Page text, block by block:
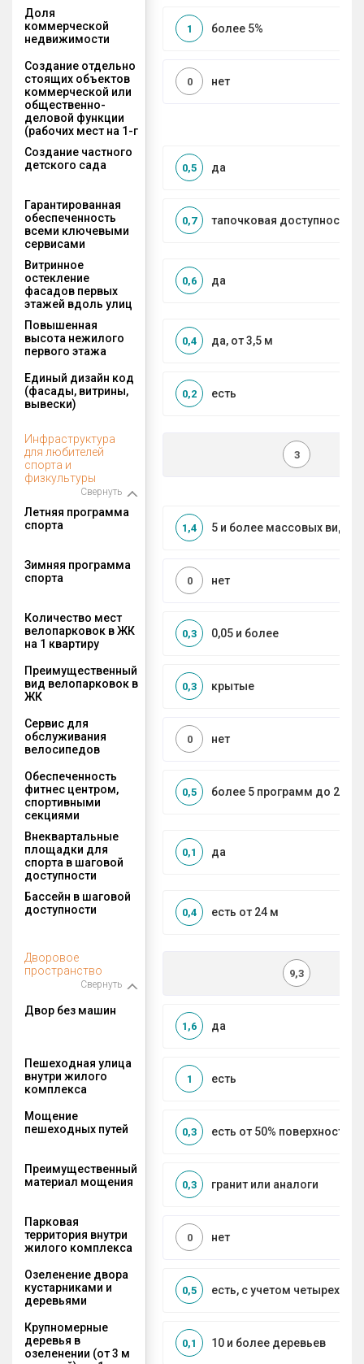
Доля
коммерческой
недвижимости
более 5%
1
Создание отдельно
стоящих объектов
коммерческой или
общественно-
деловой функции
(рабочих мест на 1-г
нет
0
Создание частного
детского сада
да
0,5
Гарантированная
обеспеченность
всеми ключевыми
сервисами
тапочковая доступность
0,7
Витринное
остекление
фасадов первых
этажей вдоль улиц
да
0,6
Повышенная
высота нежилого
первого этажа
да, от 3,5 м
0,4
Единый дизайн код
(фасады, витрины,
вывески)
есть
0,2
Инфраструктура
для любителей
спорта и
физкультуры
Свернуть
3
Летняя программа
спорта
5 и более массовых видов
1,4
Зимняя программа
спорта
нет
0
Количество мест
велопарковок в ЖК
на 1 квартиру
0,05 и более
0,3
Преимущественный
вид велопарковок в
ЖК
крытые
0,3
Сервис для
обслуживания
велосипедов
нет
0
Обеспеченность
фитнес центром,
спортивными
секциями
более 5 программ до 2 км
0,5
Внеквартальные
площадки для
спорта в шаговой
доступности
да
0,1
Бассейн в шаговой
доступности
есть от 24 м
0,4
Дворовое
пространство
Свернуть
9,3
Двор без машин
да
1,6
Пешеходная улица
внутри жилого
комплекса
есть
1
Мощение
пешеходных путей
есть от 50% поверхности
0,3
Преимущественный
материал мощения
гранит или аналоги
0,3
Парковая
территория внутри
жилого комплекса
нет
0
Озеленение двора
кустарниками и
деревьями
есть, с учетом четырех
0,5
Крупномерные
деревья в
озеленении (от 3 м
10 и более деревьев
0,1